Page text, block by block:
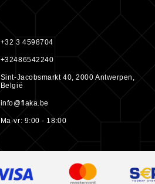
+32 3 4598704
+32486542240
Sint-Jacobsmarkt 40, 2000 Antwerpen,
België
info@flaka.be
Ma-vr: 9:00 - 18:00